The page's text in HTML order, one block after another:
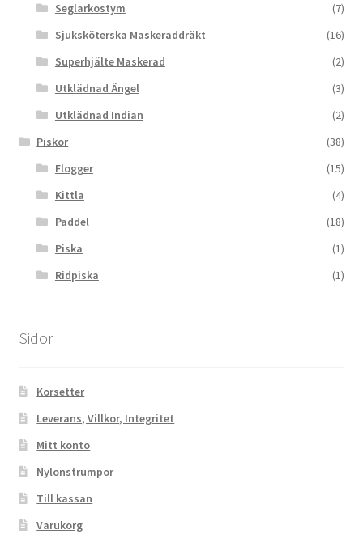
Seglarkostym
(7)
Sjuksköterska Maskeraddräkt
(16)
Superhjälte Maskerad
(2)
Utklädnad Ängel
(3)
Utklädnad Indian
(2)
Piskor
(38)
Flogger
(15)
Kittla
(4)
Paddel
(18)
Piska
(1)
Ridpiska
(1)
Sidor
Korsetter
Leverans, Villkor, Integritet
Mitt konto
Nylonstrumpor
Till kassan
Varukorg